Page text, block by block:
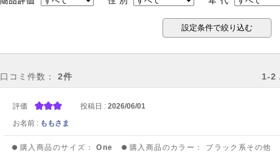
口コミ件数： 2件 1-2
評価 投稿日 : 2026/06/01
お名前 : ももさま
購入商品のサイズ： One 購入商品のカラー： ブラック系その他